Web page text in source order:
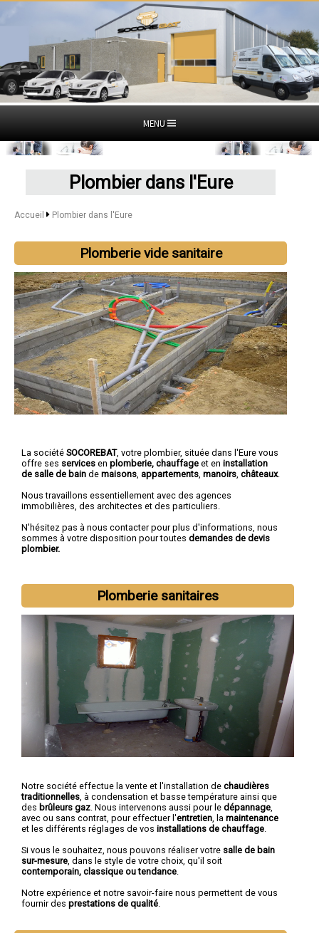
MENU
Plombier dans l'Eure
Accueil Plombier dans l'Eure
Plomberie vide sanitaire
La société SOCOREBAT, votre plombier, située dans l'Eure vous
offre ses services en plomberie, chauffage et en installation
de salle de bain de maisons appartements manoirs châteaux.
Nous travaillons essentiellement avec des agences
immobilières, des architectes et des particuliers.
N'hésitez pas à nous contacter pour plus d'informations, nous
sommes à votre disposition pour toutes demandes de devis
plombier.
Plomberie sanitaires
Notre société effectue la vente et l'installation de chaudières
traditionnelles, à condensation et basse température ainsi que
des brûleurs gaz. Nous intervenons aussi pour le dépannage,
avec ou sans contrat, pour effectuer l'entretien, la maintenance
et les différents réglages de vos installations de chauffage.
Si vous le souhaitez, nous pouvons réaliser votre salle de bain
sur-mesure, dans le style de votre choix, qu'il soit
contemporain, classique ou tendance.
Notre expérience et notre savoir-faire nous permettent de vous
fournir des prestations de qualité.